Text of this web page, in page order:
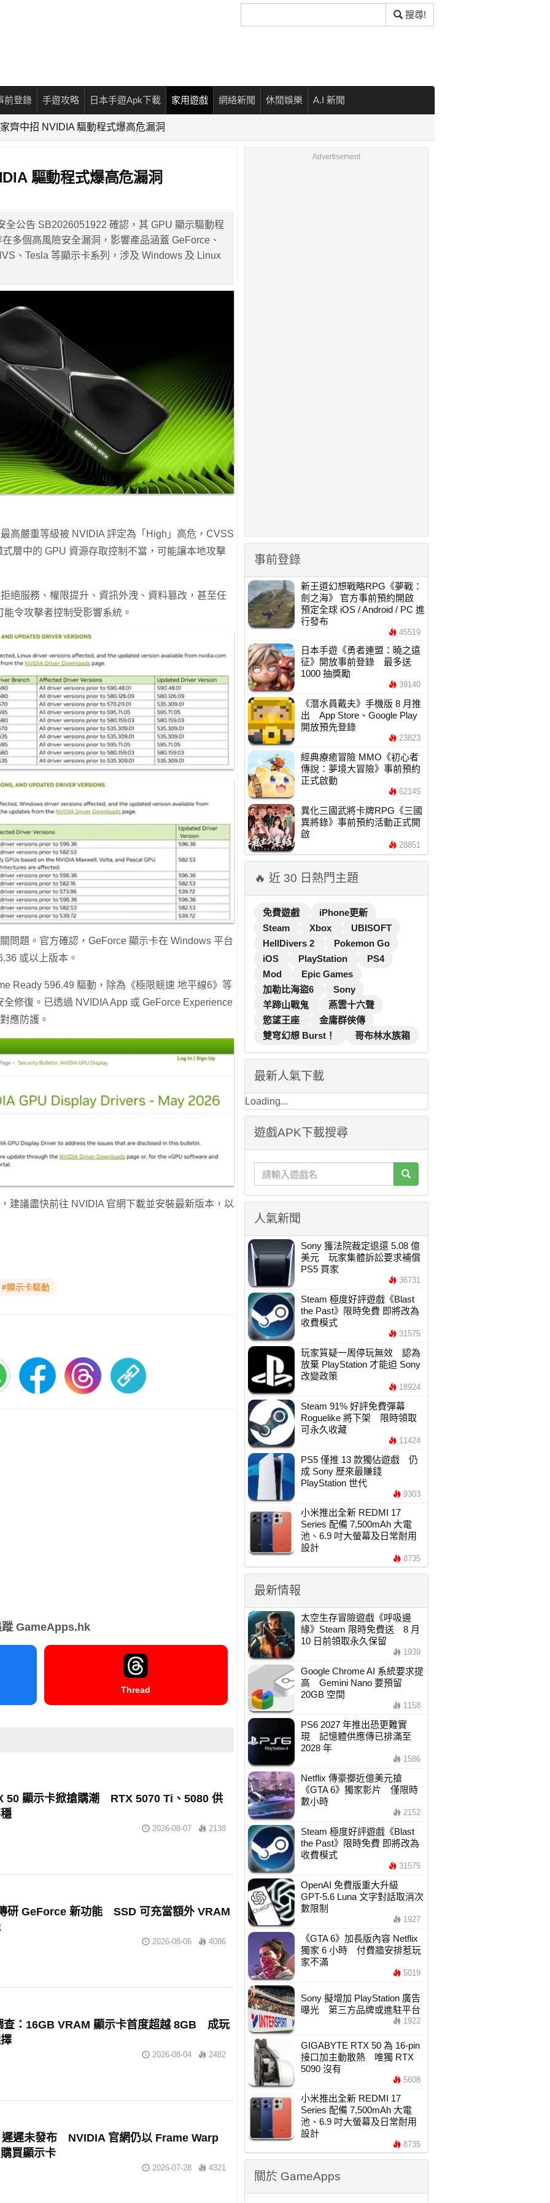
尋
搜尋!
前登錄 手遊攻略 日本手遊Apk下載 家用遊戲 網絡新聞 休閒娛樂 A.I 新聞
齊中招 NVIDIA 驅動程式爆高危漏洞
驅動程式爆高危漏洞
全公告 SB2026051922 確認，其 GPU 顯示驅動程
多個高風險安全漏洞，影響產品涵蓋 GeForce、
、Tesla 等顯示卡系列，涉及 Windows 及 Linux
高嚴重等級被 NVIDIA 評定為「High」高危，CVSS
層中的 GPU 資源存取控制不當，可能讓本地攻擊
絕服務、權限提升、資訊外洩、資料篡改，甚至任
令攻擊者控制受影響系統。
問題。官方確認，GeForce 顯示卡在 Windows 平台
或以上版本。
Ready 596.49 驅動，除為《極限競速 地平線6》等
修復。已透過 NVIDIA App 或 GeForce Experience
應防護。
建議盡快前往 NVIDIA 官網下載並安裝最新版本，以
#顯示卡驅動
蹤 GameApps.hk
Thread
50 顯示卡掀搶購潮 RTX 5070 Ti、5080 供
2026-08-07 2138
研 GeForce 新功能 SSD 可充當額外 VRAM
2026-08-06 4086
查：16GB VRAM 顯示卡首度超越 8GB 成玩
2026-08-04 2482
遲未發布 NVIDIA 官網仍以 Frame Warp
買顯示卡
2026-07-28 4321
Advertisement
事前登錄
新王道幻想戰略RPG《夢戰：
劍之海》 官方事前預約開啟
預定全球 iOS / Android / PC 進
行發布
45519
日本手遊《勇者連盟：曉之遠
征》開放事前登錄 最多送
1000 抽獎勵
39140
《潛水員戴夫》手機版 8 月推
出 App Store、Google Play
開放預先登錄
23823
經典療癒冒險 MMO《初心者
傳說：夢境大冒險》事前預約
正式啟動
62145
異化三國武將卡牌RPG《三國
異將錄》事前預約活動正式開
啟
28851
🔥 近 30 日熱門主題
免費遊戲
iPhone更新
Steam
Xbox
UBISOFT
HellDivers 2
Pokemon Go
iOS
PlayStation
PS4
Mod
Epic Games
加勒比海盜6
Sony
羊蹄山戰鬼
燕雲十六聲
慾望王座
金庸群俠傳
雙穹幻想 Burst！
哥布林水族箱
最新人氣下載
Loading...
遊戲APK下載搜尋
人氣新聞
Sony 獲法院裁定退還 5.08 億
美元 玩家集體訴訟要求補償
PS5 買家
36731
Steam 極度好評遊戲《Blast
the Past》限時免費 即將改為
收費模式
31575
玩家質疑一周停玩無效 認為
放棄 PlayStation 才能迫 Sony
改變政策
18924
Steam 91% 好評免費彈幕
Roguelike 將下架 限時領取
可永久收藏
11424
PS5 僅推 13 款獨佔遊戲 仍
成 Sony 歷來最賺錢
PlayStation 世代
9303
小米推出全新 REDMI 17
Series 配備 7,500mAh 大電
池、6.9 吋大螢幕及日常耐用
設計
8735
最新情報
太空生存冒險遊戲《呼吸邊
緣》Steam 限時免費送 8 月
10 日前領取永久保留
1939
Google Chrome AI 系統要求提
高 Gemini Nano 要預留
20GB 空間
1158
PS6 2027 年推出恐更難實
現 記憶體供應傳已排滿至
2028 年
1586
Netflix 傳豪擲近億美元搶
《GTA 6》獨家影片 僅限時
數小時
2152
Steam 極度好評遊戲《Blast
the Past》限時免費 即將改為
收費模式
31575
OpenAI 免費版重大升級
GPT-5.6 Luna 文字對話取消次
數限制
1927
《GTA 6》加長版內容 Netflix
獨家 6 小時 付費牆安排惹玩
家不滿
5019
Sony 擬增加 PlayStation 廣告
曝光 第三方品牌或進駐平台
1922
GIGABYTE RTX 50 為 16-pin
接口加主動散熱 唯獨 RTX
5090 沒有
5608
小米推出全新 REDMI 17
Series 配備 7,500mAh 大電
池、6.9 吋大螢幕及日常耐用
設計
8735
關於 GameApps